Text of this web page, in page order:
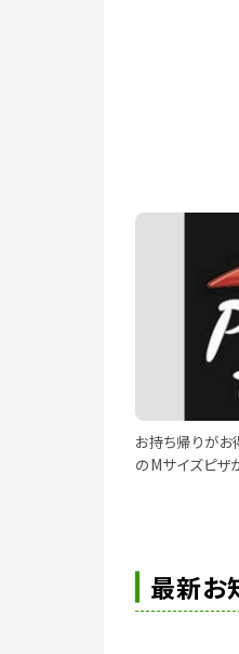
お持ち帰りが
のMサイズピザ
最新お